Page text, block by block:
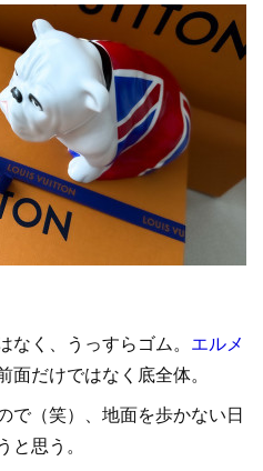
く、うっすらゴム。 エルメ
面だけではなく底全体。
で（笑）、地面を歩かない日
思う。